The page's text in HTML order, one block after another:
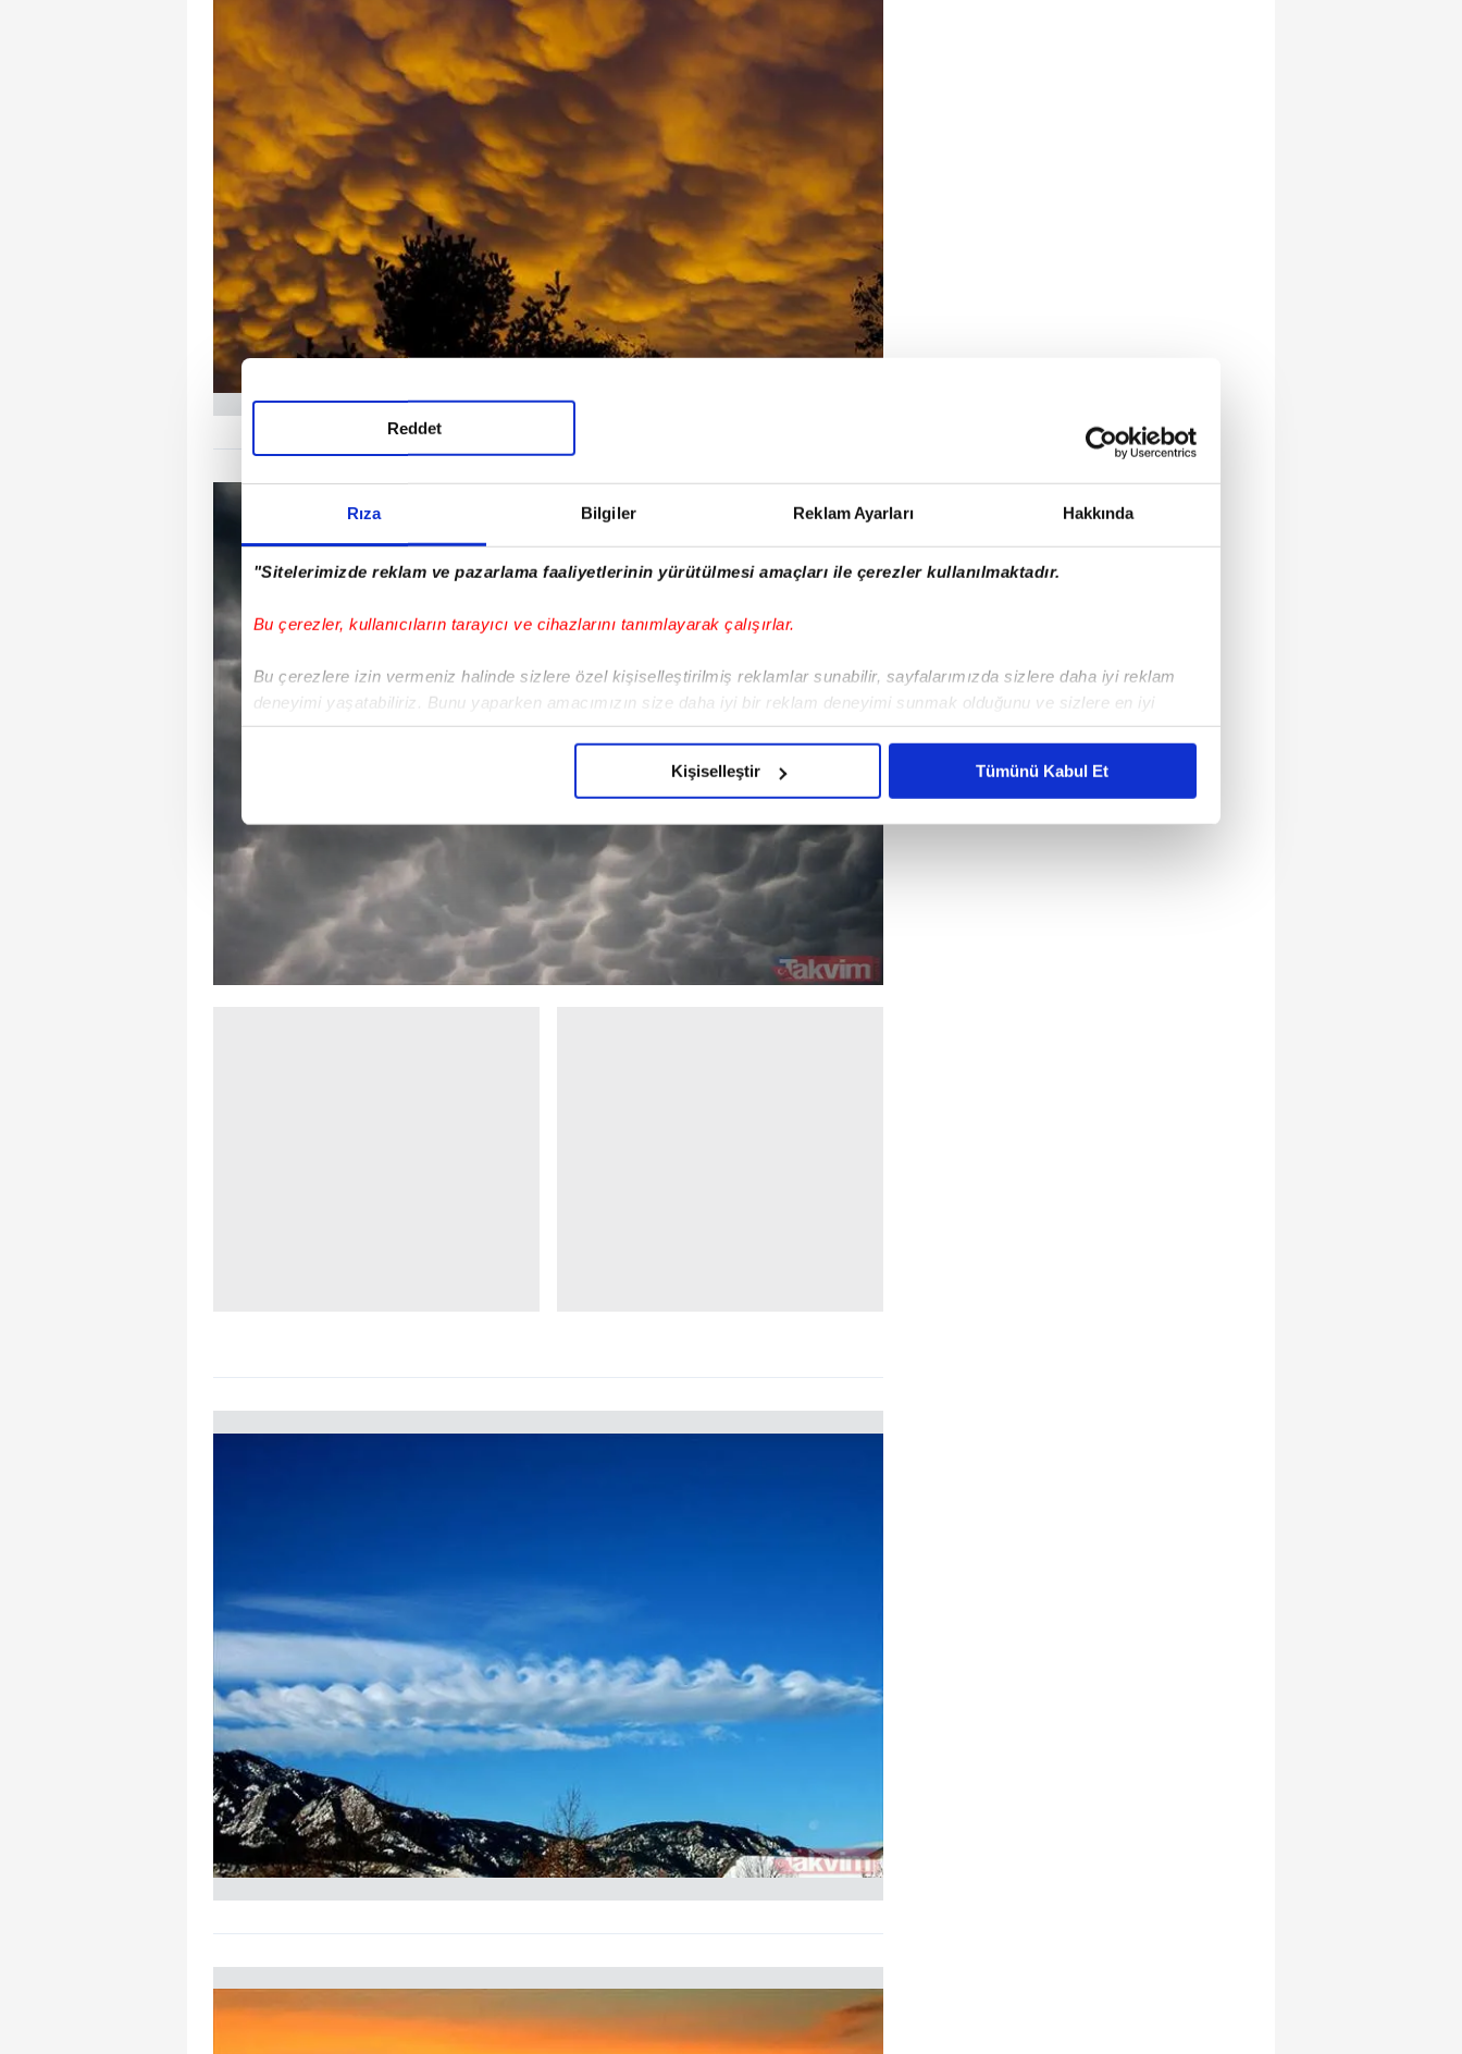
Rıza Bilgiler Reklam Ayarları Hakkında
"Sitelerimizde reklam ve pazarlama faaliyetlerinin yürütülmesi amaçları ile çerezler kullanılmaktadır.
Bu çerezler, kullanıcıların tarayıcı ve cihazlarını tanımlayarak çalışırlar.
Bu çerezlere izin vermeniz halinde sizlere özel kişiselleştirilmiş reklamlar sunabilir, sayfalarımızda sizlere daha iyi reklam
deneyimi yaşatabiliriz. Bunu yaparken amacımızın size daha iyi bir reklam deneyimi sunmak olduğunu ve sizlere en iyi
içerikleri sunabilmek adına elimizden gelen çabayı gösterdiğimizi ve bu noktada, reklamların maliyetlerimizi karşılamak
Sizlere daha iyi bir hizmet sunabilmek için İnternet Sitemizde kendimize ve üçüncü kişilere ait çerezler kullanılmaktadır. Bu
çerezler vasıtasıyla çeşitli kişisel verileriniz işlenmekte olup gerekli olan çerezler bilgi toplumu hizmetlerinin sunulması
amacıyla kullanılmaktadır. Diğer çerezler, sitemizin daha işlevsel kılınması ve kişiselleştirilmesi ve sizlere yönelik
reklam/pazarlama faaliyetlerinin yapılması, amaçlarıyla sınırlı olarak açık rızanız dahilinde kullanılacaktır.
Çerezlere ilişkin tercihlerinizi aşağıda yer alan panel vasıtasıyla belirleyebilirsiniz. Çerezlere ilişkin detaylı bilgi için Ayarlar
Reddet
Kişiselleştir Tümünü Kabul Et